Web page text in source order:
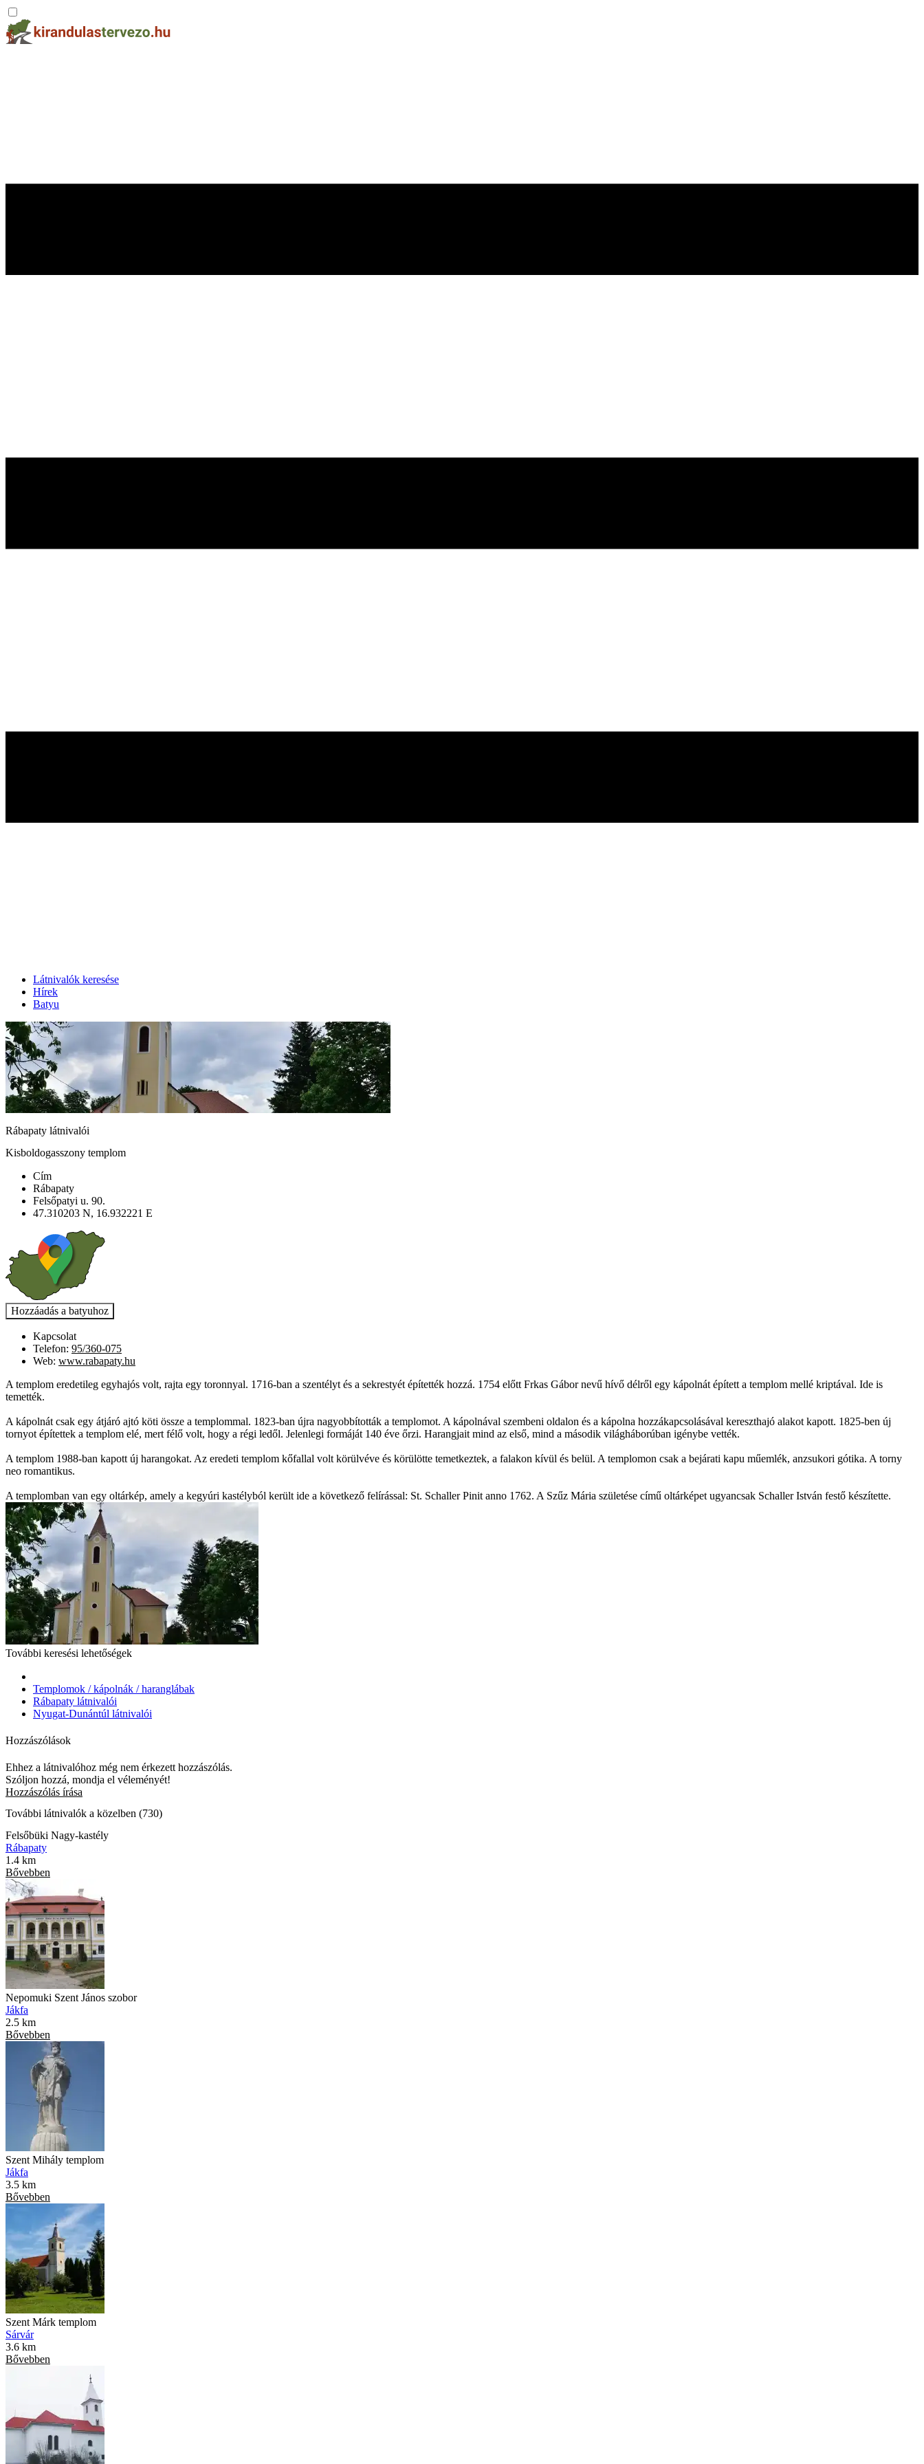
Látnivalók keresése
Hírek
Batyu
Rábapaty látnivalói
Kisboldogasszony templom
Cím
Rábapaty
Felsőpatyi u. 90.
47.310203 N, 16.932221 E
Kapcsolat
Telefon: 95/360-075
Web: www.rabapaty.hu
A templom eredetileg egyhajós volt, rajta egy toronnyal. 1716-ban a szentélyt és a sekrestyét építették hozzá. 1754 előtt Frkas Gábor nevű hívő délről egy kápolnát épített a templom mellé kriptával. Ide is
temették.
A kápolnát csak egy átjáró ajtó köti össze a templommal. 1823-ban újra nagyobbították a templomot. A kápolnával szembeni oldalon és a kápolna hozzákapcsolásával kereszthajó alakot kapott. 1825-ben új
tornyot építettek a templom elé, mert félő volt, hogy a régi ledől. Jelenlegi formáját 140 éve őrzi. Harangjait mind az első, mind a második világháborúban igénybe vették.
A templom 1988-ban kapott új harangokat. Az eredeti templom kőfallal volt körülvéve és körülötte temetkeztek, a falakon kívül és belül. A templomon csak a bejárati kapu műemlék, anzsukori gótika. A torny
neo romantikus.
A templomban van egy oltárkép, amely a kegyúri kastélyból került ide a következő felírással: St. Schaller Pinit anno 1762. A Szűz Mária születése című oltárképet ugyancsak Schaller István festő készítette.
További keresési lehetőségek
Templomok / kápolnák / haranglábak
Rábapaty látnivalói
Nyugat-Dunántúl látnivalói
Hozzászólások
Ehhez a látnivalóhoz még nem érkezett hozzászólás.
Szóljon hozzá, mondja el véleményét!
Hozzászólás írása
További látnivalók a közelben (730)
Felsőbüki Nagy-kastély
Rábapaty
1.4 km
Bővebben
Nepomuki Szent János szobor
Jákfa
2.5 km
Bővebben
Szent Mihály templom
Jákfa
3.5 km
Bővebben
Szent Márk templom
Sárvár
3.6 km
Bővebben